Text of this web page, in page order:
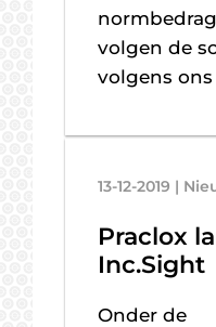
volgen de
volgens
13-12-2019 |
Praclox
Inc.Sight
Onder de